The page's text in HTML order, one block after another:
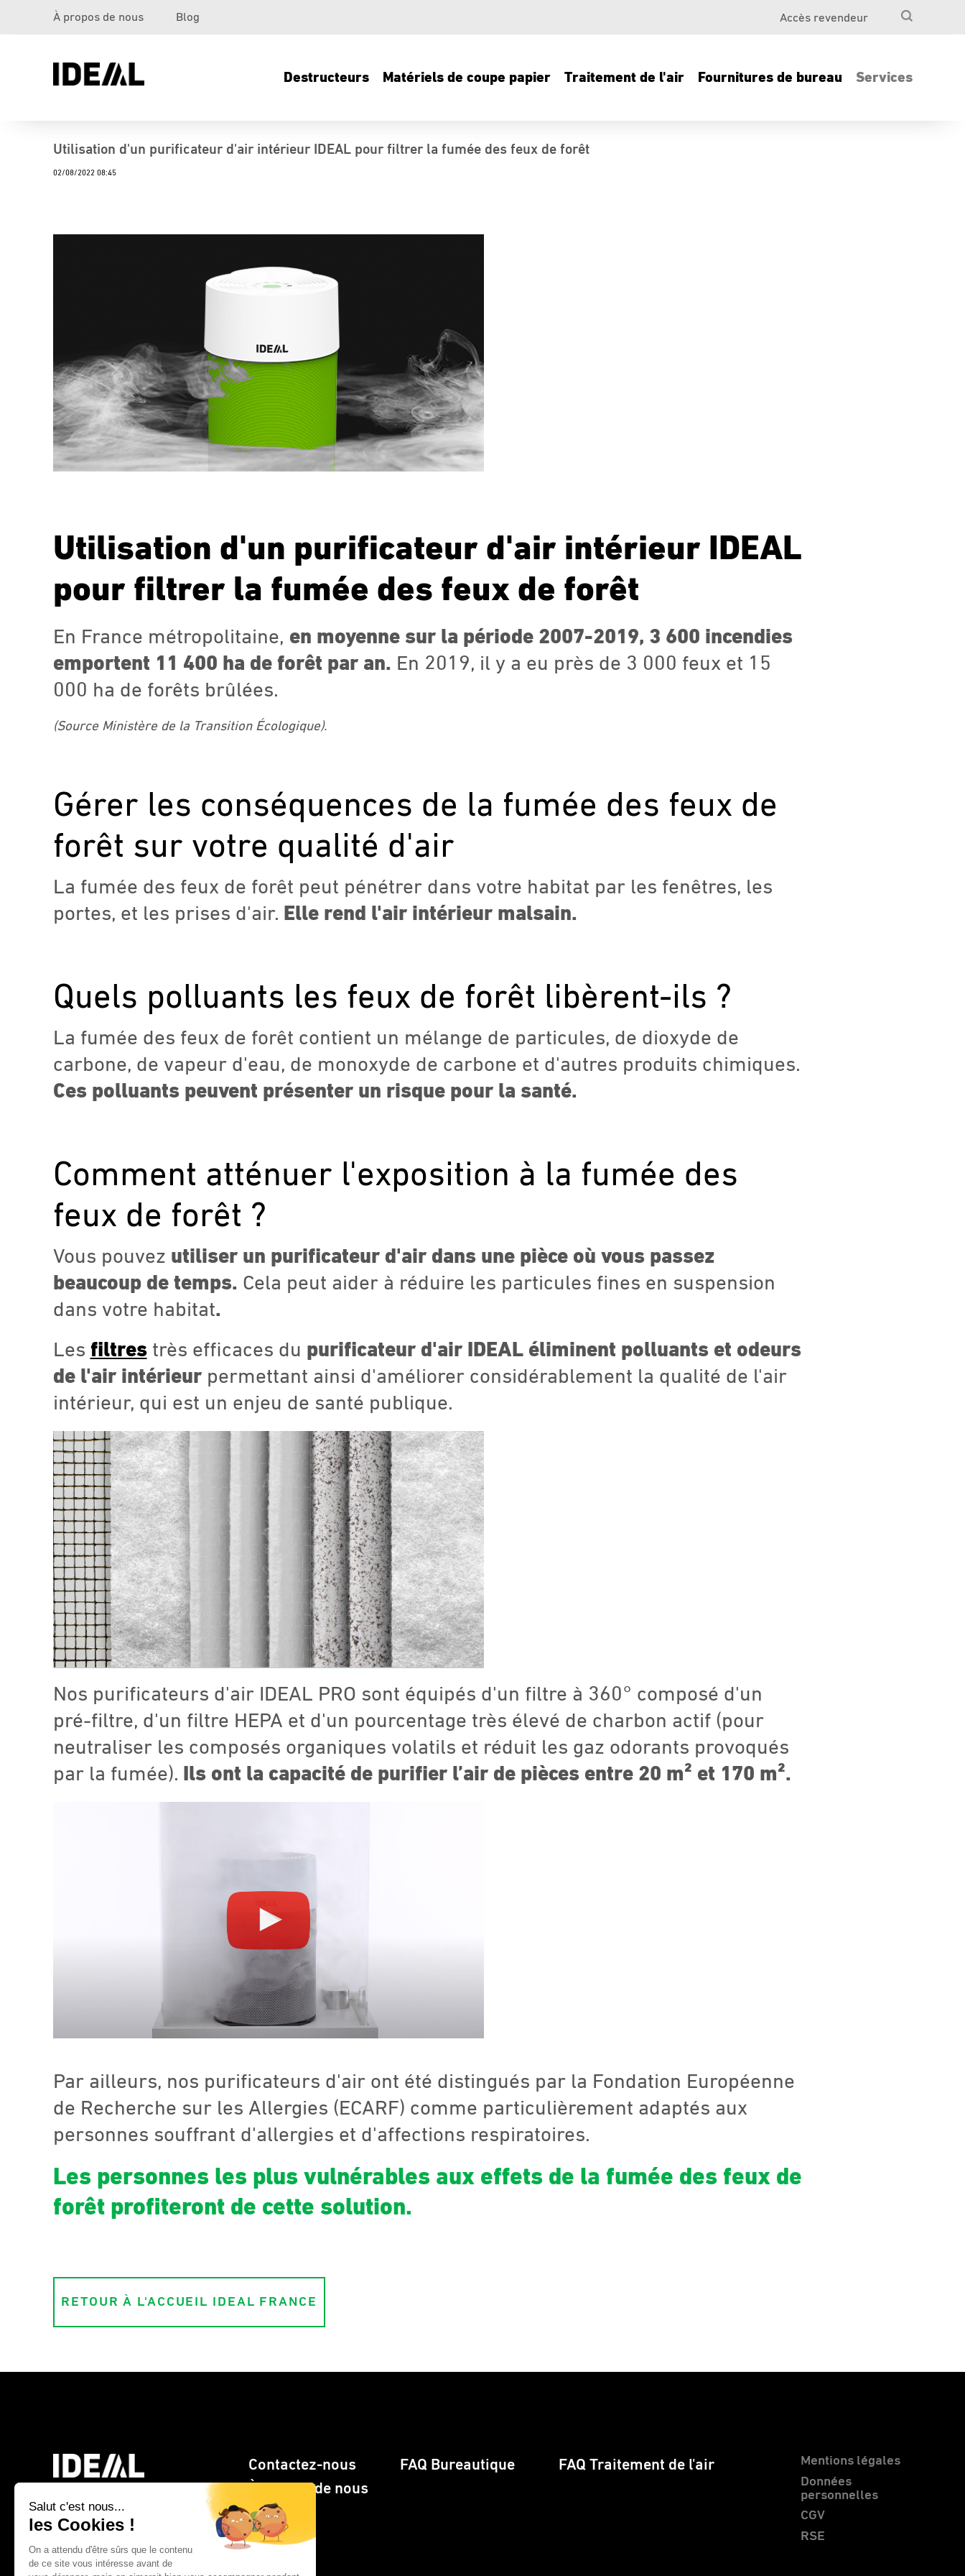
À propos de nous Blog Accès revendeur
Destructeurs Matériels de coupe papier Traitement de l'air Fournitures de bureau Services
Utilisation d'un purificateur d'air intérieur IDEAL pour filtrer la fumée des feux de forêt
02/08/2022 08:45
Utilisation d'un purificateur d'air intérieur IDEAL
pour filtrer la fumée des feux de forêt
En France métropolitaine, en moyenne sur la période 2007-2019, 3 600 incendies
emportent 11 400 ha de forêt par an. En 2019, il y a eu près de 3 000 feux et 15
000 ha de forêts brûlées.
(Source Ministère de la Transition Écologique).
Gérer les conséquences de la fumée des feux de
forêt sur votre qualité d'air
La fumée des feux de forêt peut pénétrer dans votre habitat par les fenêtres, les
portes, et les prises d'air. Elle rend l'air intérieur malsain.
Quels polluants les feux de forêt libèrent-ils ?
La fumée des feux de forêt contient un mélange de particules, de dioxyde de
carbone, de vapeur d'eau, de monoxyde de carbone et d'autres produits chimiques.
Ces polluants peuvent présenter un risque pour la santé.
Comment atténuer l'exposition à la fumée des
feux de forêt ?
Vous pouvez utiliser un purificateur d'air dans une pièce où vous passez
beaucoup de temps. Cela peut aider à réduire les particules fines en suspension
dans votre habitat.
Les filtrestrès efficaces du purificateur d'air IDEAL éliminent polluants et odeurs
de l'air intérieurpermettant ainsi d'améliorer considérablement la qualité de l'air
intérieur, qui est un enjeu de santé publique.
Nos purificateurs d'air IDEAL PRO sont équipés d'un filtre à 360° composé d'un
pré-filtre, d'un filtre HEPA et d'un pourcentage très élevé de charbon actif (pour
neutraliser les composés organiques volatils et réduit les gaz odorants provoqués
par la fumée).
Ils ont la capacité de purifier l’air de pièces entre 20 m² et 170 m².
Par ailleurs, nos purificateurs d'air ont été distingués par la Fondation Européenne
de Recherche sur les Allergies (ECARF) comme particulièrement adaptés aux
personnes souffrant d'allergies et d'affections respiratoires.
Les personnes les plus vulnérables aux effets de la fumée des feux de
forêt profiteront de cette solution.
RETOUR À L'ACCUEIL IDEAL FRANCE
> Site web CLEMENTZ -
EUROMEGRAS
Contactez-nous FAQ Bureautique
FAQ Traitement de l'air
À propos de nous
Mentions légales
Données
personnelles
CGV
RSE